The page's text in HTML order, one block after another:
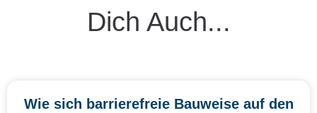
Dich Auch...
Wie sich barrierefreie Bauweise auf den